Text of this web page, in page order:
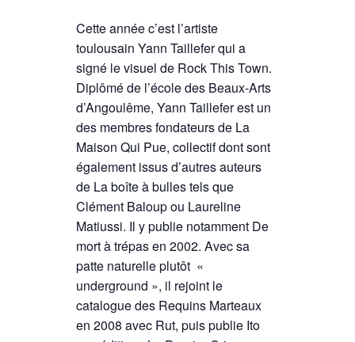
Cette année c’est l’artiste
toulousain Yann Taillefer qui a
signé le visuel de Rock This Town.
Diplômé de l’école des Beaux-Arts
d’Angoulême, Yann Taillefer est un
des membres fondateurs de La
Maison Qui Pue, collectif dont sont
également issus d’autres auteurs
de La boîte à bulles tels que
Clément Baloup ou Laureline
Matiussi. Il y publie notamment De
mort à trépas en 2002. Avec sa
patte naturelle plutôt «
underground », il rejoint le
catalogue des Requins Marteaux
en 2008 avec Rut, puis publie Ito